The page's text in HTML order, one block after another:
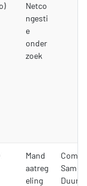
Netco
ngesti
e
onder
zoek
Mand
aatreg
eling